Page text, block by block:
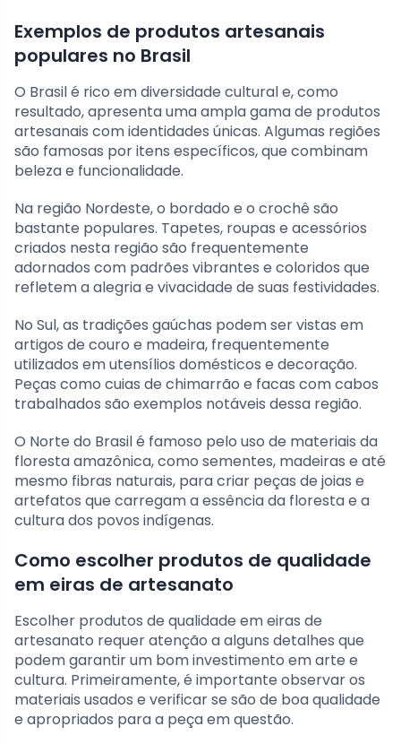
Exemplos de produtos artesanais
populares no Brasil
O Brasil é rico em diversidade cultural e, como
resultado, apresenta uma ampla gama de produtos
artesanais com identidades únicas. Algumas regiões
são famosas por itens específicos, que combinam
beleza e funcionalidade.
Na região Nordeste, o bordado e o crochê são
bastante populares. Tapetes, roupas e acessórios
criados nesta região são frequentemente
adornados com padrões vibrantes e coloridos que
refletem a alegria e vivacidade de suas festividades.
No Sul, as tradições gaúchas podem ser vistas em
artigos de couro e madeira, frequentemente
utilizados em utensílios domésticos e decoração.
Peças como cuias de chimarrão e facas com cabos
trabalhados são exemplos notáveis dessa região.
O Norte do Brasil é famoso pelo uso de materiais da
floresta amazônica, como sementes, madeiras e até
mesmo fibras naturais, para criar peças de joias e
artefatos que carregam a essência da floresta e a
cultura dos povos indígenas.
Como escolher produtos de qualidade
em eiras de artesanato
Escolher produtos de qualidade em eiras de
artesanato requer atenção a alguns detalhes que
podem garantir um bom investimento em arte e
cultura. Primeiramente, é importante observar os
materiais usados e verificar se são de boa qualidade
e apropriados para a peça em questão.